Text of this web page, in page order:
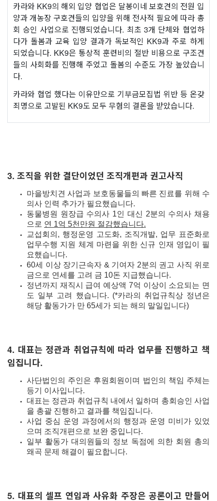
카라와 KK9의 해외 입양 협업은 달봉이네 보호견의 전원 입
양과 개농장 구호견들의 입양을 위해 전사적 필요에 따라 총
회 승인 사업으로 진행되었습니다. 최초 3개 단체와 협업하
다가 돌봄과 교육 입양 결과가 독보적인 KK9과 주로 하게
되었습니다. KK9은 통상적 훈련비의 절반 비용으로 구조견
들의 사회화를 진행해 주었고 돌봄의 수준도 가장 높았습니
다.
카라와 협업 했다는 이유만으로 기부금모집법 위반 등 온갖
죄명으로 고발된 KK9도 모두 무혐의 결론을 받았습니다.
3. 조직을 위한 결단이었던 조직개편과 권고사직
마을방치견 사업과 보호동물들의 빠른 진료를 위해 수
의사 인력 추가가 필요했습니다.
동물병원 원장급 수의사 1인 대신 2분의 수의사 채용
으로 연 1억 5천만원 절감했습니다.
교섭회의, 행정운영 고도화, 조직개발, 업무 표준화로
업무수행 지원 체계 마련을 위한 신규 인재 영입이 필
요했습니다.
60세 이상 장기근속자 & 기여자 2분의 권고 사직 위로
금으로 연세를 고려 금 10돈 지급했습니다.
정년까지 재직시 급여 예상액 7억 이상이 소요되는 면
도 일부 고려 했습니다. (*카라의 취업규칙상 정년은
해당 활동가가 만 65세가 되는 해의 말일입니다)
4. 대표는 정관과 취업규칙에 따라 업무를 진행하고 책
임집니다.
사단법인의 주인은 후원회원이며 법인의 책임 주체는
등기 이사입니다.
대표는 정관과 취업규칙 내에서 일하며 총회승인 사업
을 총괄 진행하고 결과를 책임집니다.
사업 중심 운영 과정에서의 행정과 운영 미비가 있었
으며 조직개편으로 보완 중입니다.
일부 활동가 대의원들의 정보 독점에 의한 회원 총의
왜곡 문제 해결이 필요합니다.
5. 대표의 셀프 연임과 사유화 주장은 공론이고 만들어